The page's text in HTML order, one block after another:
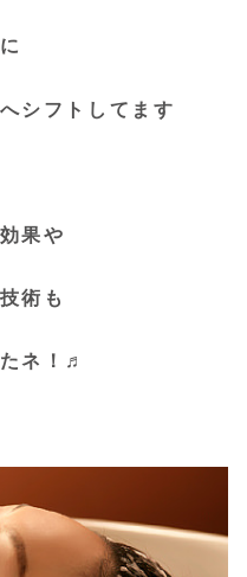
シフトしてます
果や
術も
ネ！♬